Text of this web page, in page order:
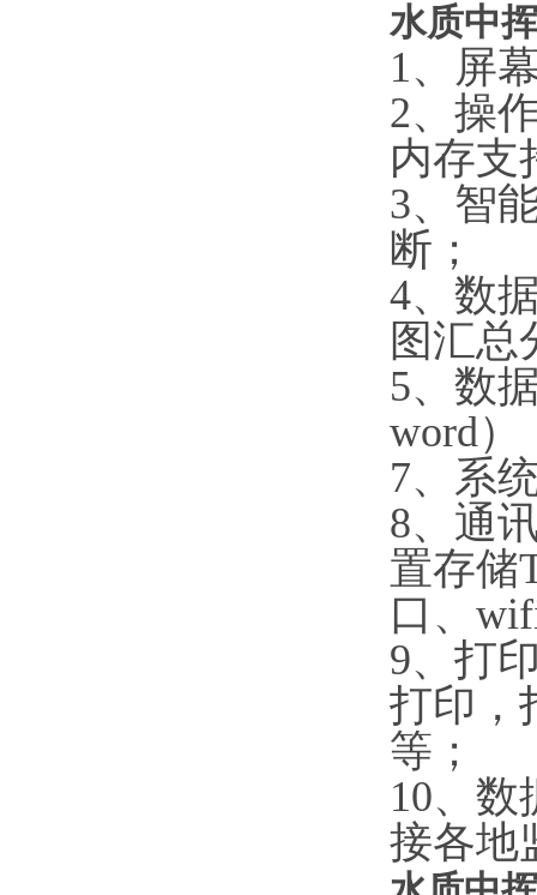
水质中
1、屏
2、操
内存支
3、智
断；
4、数
图汇总
5、数
word）
7、系
8、通
置存储
口、
9、打
打印，
等；
10、
接各地